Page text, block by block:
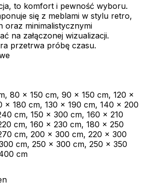
to komfort i pewność wyboru.
się z meblami w stylu retro,
oraz minimalistycznymi
na załączonej wizualizacji.
przetrwa próbę czasu.
80 x 150 cm, 90 x 150 cm, 120 x
x 180 cm, 130 x 190 cm, 140 x 200
cm, 150 x 300 cm, 160 x 210
cm, 160 x 230 cm, 180 x 250
cm, 200 x 300 cm, 220 x 300
cm, 250 x 300 cm, 250 x 350
cm